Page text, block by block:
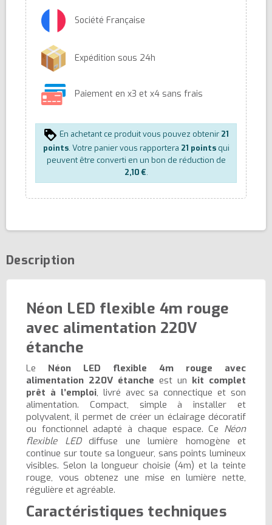
Société Française
Expédition sous 24h
Paiement en x3 et x4 sans frais
En achetant ce produit vous pouvez obtenir 21
points. Votre panier vous rapportera 21 pointsqui
peuvent être converti en un bon de réduction de
2,10 €.
Description
Néon LED flexible 4m rouge
avec alimentation 220V
étanche
Le Néon LED flexible 4m rouge avec
alimentation 220V étanche est un kit complet
prêt à l’emploi, livré avec sa connectique et son
alimentation. Compact, simple à installer et
polyvalent, il permet de créer un éclairage décoratif
ou fonctionnel adapté à chaque espace. Ce Néon
flexible LEDdiffuse une lumière homogène et
continue sur toute sa longueur, sans points lumineux
visibles. Selon la longueur choisie (4m) et la teinte
rouge, vous obtenez une mise en lumière nette,
régulière et agréable.
Caractéristiques techniques